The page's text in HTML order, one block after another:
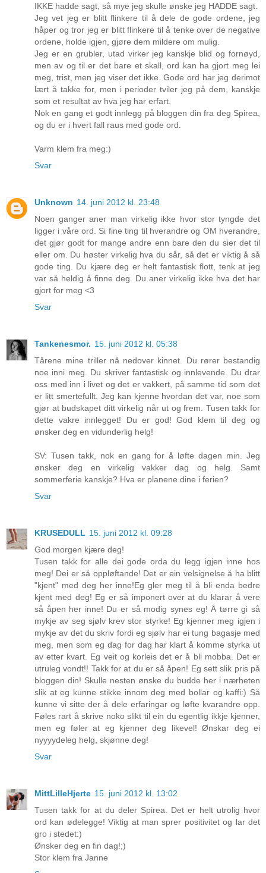
IKKE hadde sagt, så mye jeg skulle ønske jeg HADDE sagt.
Jeg vet jeg er blitt flinkere til å dele de gode ordene, jeg
håper og tror jeg er blitt flinkere til å tenke over de negative
ordene, holde igjen, gjøre dem mildere om mulig.
Jeg er en grubler, utad virker jeg kanskje blid og fornøyd,
men av og til er det bare et skall, ord kan ha gjort meg lei
meg, trist, men jeg viser det ikke. Gode ord har jeg derimot
lært å takke for, men i perioder tviler jeg på dem, kanskje
som et resultat av hva jeg har erfart.
Nok en gang et godt innlegg på bloggen din fra deg Spirea,
og du er i hvert fall raus med gode ord.
Varm klem fra meg:)
Svar
Unknown 14. juni 2012 kl. 23:48
Noen ganger aner man virkelig ikke hvor stor tyngde det
ligger i våre ord. Si fine ting til hverandre og OM hverandre,
det gjør godt for mange andre enn bare den du sier det til
eller om. Du høster virkelig hva du sår, så det er viktig å så
gode ting. Du kjære deg er helt fantastisk flott, tenk at jeg
var så heldig å finne deg. Du aner virkelig ikke hva det har
gjort for meg <3
Svar
Tankenesmor. 15. juni 2012 kl. 05:38
Tårene mine triller nå nedover kinnet. Du rører bestandig
noe inni meg. Du skriver fantastisk og innlevende. Du drar
oss med inn i livet og det er vakkert, på samme tid som det
er litt smertefullt. Jeg kan kjenne hvordan det var, noe som
gjør at budskapet ditt virkelig når ut og frem. Tusen takk for
dette vakre innlegget! Du er god! God klem til deg og
ønsker deg en vidunderlig helg!
SV: Tusen takk, nok en gang for å løfte dagen min. Jeg
ønsker deg en virkelig vakker dag og helg. Samt
sommerferie kanskje? Hva er planene dine i ferien?
Svar
KRUSEDULL 15. juni 2012 kl. 09:28
God morgen kjære deg!
Tusen takk for alle dei gode orda du legg igjen inne hos
meg! Dei er så oppløftande! Det er ein velsignelse å ha blitt
"kjent" med deg her inne!Eg gler meg til å bli enda bedre
kjent med deg! Eg er så imponert over at du klarar å vere
så åpen her inne! Du er så modig synes eg! Å tørre gi så
mykje av seg sjølv krev stor styrke! Eg kjenner meg igjen i
mykje av det du skriv fordi eg sjølv har ei tung bagasje med
meg, men som eg dag for dag har klart å komme styrka ut
av etter kvart. Eg veit og korleis det er å bli mobba. Det er
utruleg vondt!! Takk for at du er så åpen! Eg sett slik pris på
bloggen din! Skulle nesten ønske du budde her i nærheten
slik at eg kunne stikke innom deg med bollar og kaffi:) Så
kunne vi sitte der å dele erfaringar og løfte kvarandre opp.
Føles rart å skrive noko slikt til ein du egentlig ikkje kjenner,
men eg føler at eg kjenner deg likevel! Ønskar deg ei
nyyyydeleg helg, skjønne deg!
Svar
MittLilleHjerte 15. juni 2012 kl. 13:02
Tusen takk for at du deler Spirea. Det er helt utrolig hvor
ord kan ødelegge! Viktig at man sprer positivitet og lar det
gro i stedet:)
Ønsker deg en fin dag!;)
Stor klem fra Janne